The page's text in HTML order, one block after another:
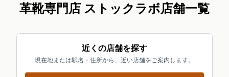
革靴専門店 ストックラボ店舗一覧
近くの店舗を探す
現在地または駅名・住所から、近い店舗をご案内します。